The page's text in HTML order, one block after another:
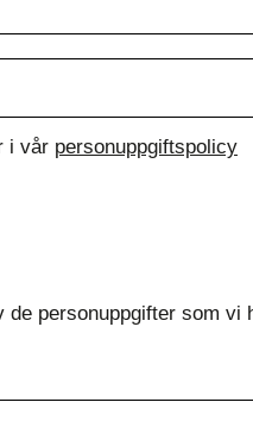
i vår personuppgiftspolicy
personuppgifter som vi